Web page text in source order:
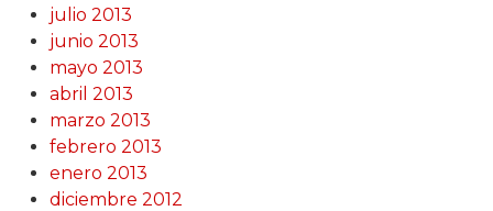
julio 2013
junio 2013
mayo 2013
abril 2013
marzo 2013
febrero 2013
enero 2013
diciembre 2012